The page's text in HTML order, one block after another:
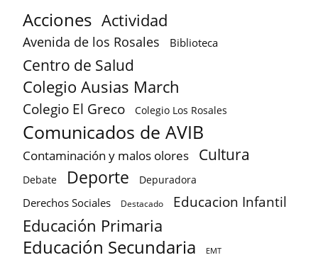
Acciones Actividad
Avenida de los Rosales Biblioteca
Centro de Salud
Colegio Ausias March
Colegio El Greco Colegio Los Rosales
Comunicados de AVIB
Contaminación y malos olores Cultura
Debate Deporte Depuradora
Derechos Sociales Destacado Educacion Infantil
Educación Primaria
Educación Secundaria EMT